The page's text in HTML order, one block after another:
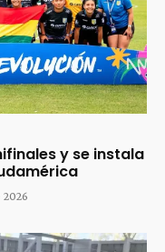
y se instala